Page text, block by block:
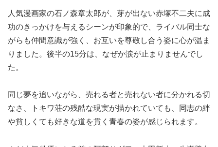
人気漫画家の石ノ森章太郎が、芽が出ない赤塚不二夫に成
功のきっかけを与えるシーンが印象的で、ライバル同士な
がらも仲間意識が強く、お互いを尊敬し合う姿に心が温ま
りました。後半の15分は、なぜか涙が止まりませんでし
た。
同じ夢を追いながら、売れる者と売れない者に分かれる切
なさ、トキワ荘の残酷な現実が描かれていても、同志の絆
や貧しくても好きな道を貫く青春の姿が感じられます。